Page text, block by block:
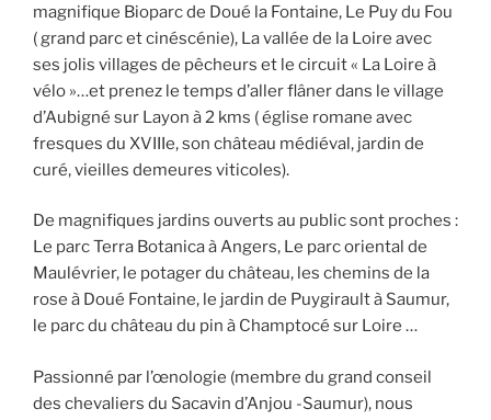
magnifique Bioparc de Doué la Fontaine, Le Puy du Fou
( grand parc et cinéscénie), La vallée de la Loire avec
ses jolis villages de pêcheurs et le circuit « La Loire à
vélo »…et prenez le temps d’aller flâner dans le village
d’Aubigné sur Layon à 2 kms ( église romane avec
fresques du XVIIIe, son château médiéval, jardin de
curé, vieilles demeures viticoles).
De magnifiques jardins ouverts au public sont proches :
Le parc Terra Botanica à Angers, Le parc oriental de
Maulévrier, le potager du château, les chemins de la
rose à Doué Fontaine, le jardin de Puygirault à Saumur,
le parc du château du pin à Champtocé sur Loire …
Passionné par l’œnologie (membre du grand conseil
des chevaliers du Sacavin d’Anjou -Saumur), nous